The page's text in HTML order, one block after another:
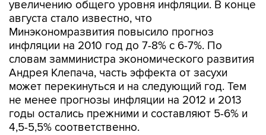
увеличению общего уровня инфляции. В конце
августа стало известно, что
Минэкономразвития повысило прогноз
инфляции на 2010 год до 7-8% с 6-7%. По
словам замминистра экономического развития
Андрея Клепача, часть эффекта от засухи
может перекинуться и на следующий год. Тем
не менее прогнозы инфляции на 2012 и 2013
годы остались прежними и составляют 5-6% и
4,5-5,5% соответственно.